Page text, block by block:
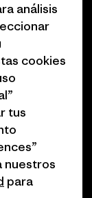
análisis
cookies
tus
nuestros
para